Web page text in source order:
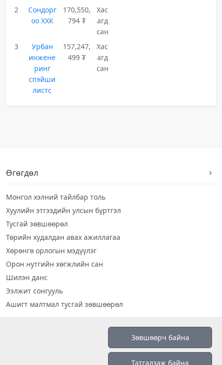
2
Сондорг
оо ХХК
170,550,
794 ₮
Хас
агд
сан
3
Урбан
инжене
ринг
спэйши
листс
157,247,
499 ₮
Хас
агд
сан
Өгөгдөл
Монгол хэлний тайлбар толь
Хуулийн этгээдийн улсын бүртгэл
Тусгай зөвшөөрөл
Төрийн худалдан авах ажиллагаа
Хөрөнгө орлогын мэдүүлэг
Орон нутгийн хөгжлийн сан
Шилэн данс
Ээлжит сонгууль
Ашигт малтмал тусгай зөвшөөрөл
Зөвшөөрч байна
Татгалзаж байна